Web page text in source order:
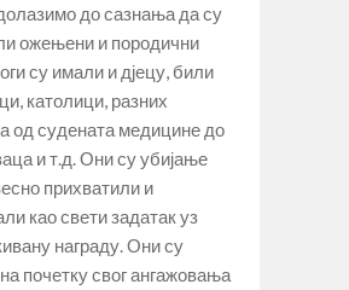
до сазнања да су
ожењени и породични
су имали и дјецу, били
католици, разних
од судената медицине до
и т.д. Они су убијање
прихватили и
као свети задатак уз
награду. Они су
почетку свог ангажовања